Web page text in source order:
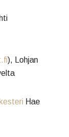
), Lohjan
Hae